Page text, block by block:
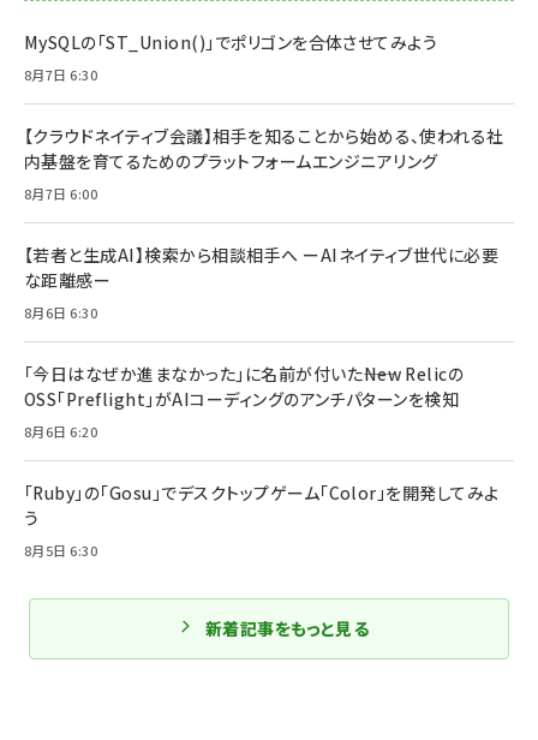
MySQLの「ST_Union()」でポリゴンを合体させてみよう
8月7日 6:30
【クラウドネイティブ会議】相手を知ることから始める、使われる社
内基盤を育てるためのプラットフォームエンジニアリング
8月7日 6:00
【若者と生成AI】検索から相談相手へ ーAIネイティブ世代に必要
な距離感ー
8月6日 6:30
「今日はなぜか進まなかった」に名前が付いた――New Relicの
OSS「Preflight」がAIコーディングのアンチパターンを検知
8月6日 6:20
「Ruby」の「Gosu」でデスクトップゲーム「Color」を開発してみよ
う
8月5日 6:30
新着記事をもっと見る